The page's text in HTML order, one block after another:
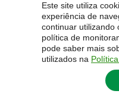
Este site utiliza
experiência de
continuar utilizando
política de
pode saber mais
utilizados na
Troca de Senhas
Usuarios Externos